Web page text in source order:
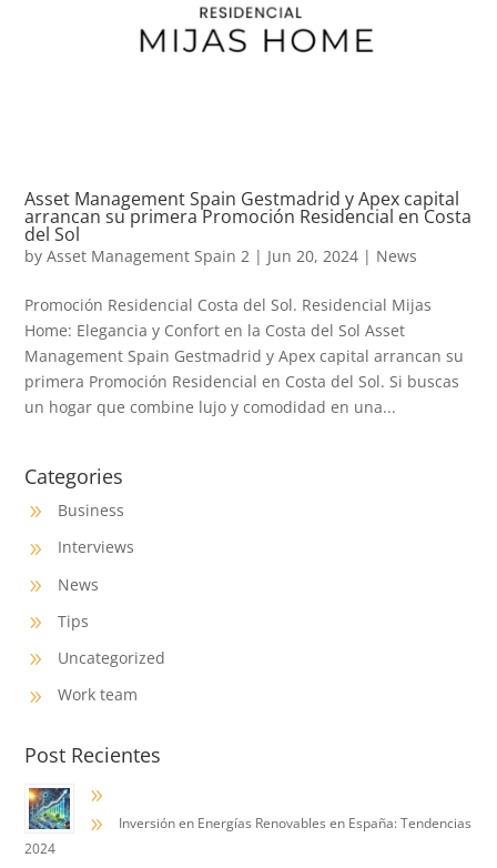
Asset Management Spain Gestmadrid y Apex capital
arrancan su primera Promoción Residencial en Costa
del Sol
byAsset Management Spain 2 | Jun 20, 2024 | News
Promoción Residencial Costa del Sol. Residencial Mijas
Home: Elegancia y Confort en la Costa del Sol Asset
Management Spain Gestmadrid y Apex capital arrancan su
primera Promoción Residencial en Costa del Sol. Si buscas
un hogar que combine lujo y comodidad en una...
Categories
9 Business
9 Interviews
9 News
9 Tips
9 Uncategorized
9 Work team
Post Recientes
9
9
Inversión en Energías Renovables en España: Tendencias
2024